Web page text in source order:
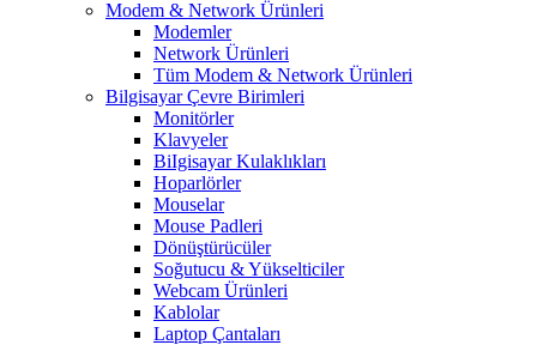
Modem & Network Ürünleri
Modemler
Network Ürünleri
Tüm Modem & Network Ürünleri
Bilgisayar Çevre Birimleri
Monitörler
Klavyeler
BiIgisayar Kulaklıkları
Hoparlörler
Mouselar
Mouse Padleri
Dönüştürücüler
Soğutucu & Yükselticiler
Webcam Ürünleri
Kablolar
Laptop Çantaları